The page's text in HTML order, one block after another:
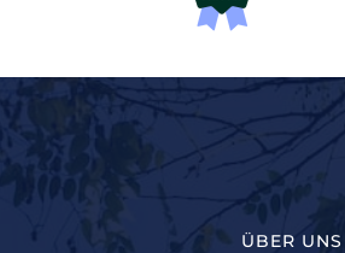
ÜBER UNS